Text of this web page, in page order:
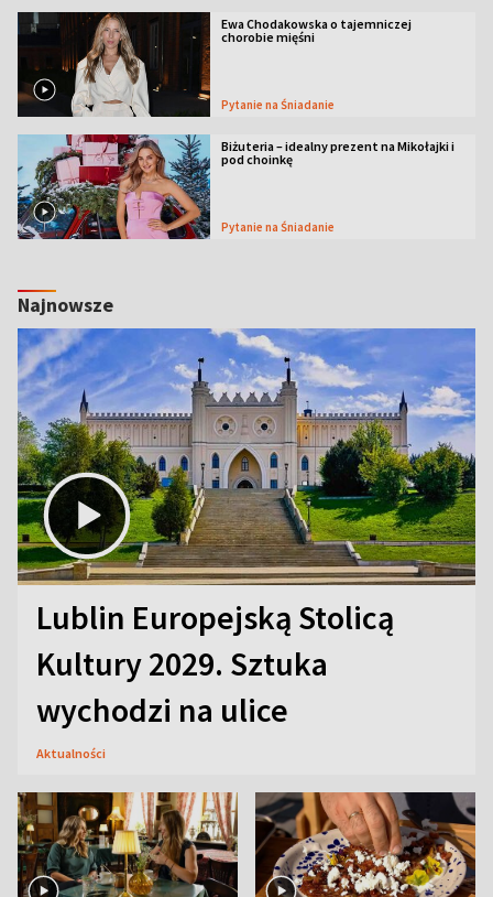
Ewa Chodakowska o tajemniczej
chorobie mięśni
Pytanie na Śniadanie
Biżuteria – idealny prezent na Mikołajki i
pod choinkę
Pytanie na Śniadanie
Najnowsze
Lublin Europejską Stolicą
Kultury 2029. Sztuka
wychodzi na ulice
Aktualności